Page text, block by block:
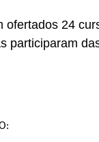
ofertados 24
participaram